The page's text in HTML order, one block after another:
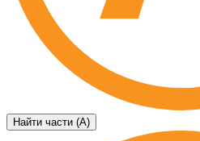
Найти части (А)